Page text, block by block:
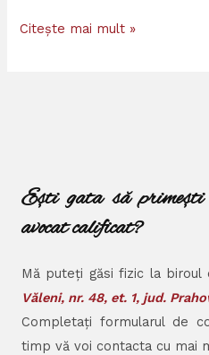
Citește mai mult »
Ești gata să
avocat calificat?
Mă puteți găsi fizic la biroul
Văleni, nr. 48, et. 1, jud.
Completați formularul de
timp vă voi contacta cu mai